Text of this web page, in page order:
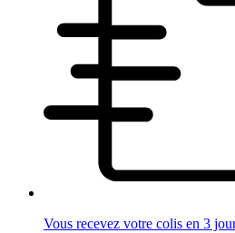
Vous recevez votre colis en 3